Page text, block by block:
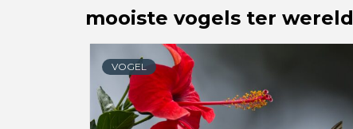
mooiste vogels ter wereld
VOGEL